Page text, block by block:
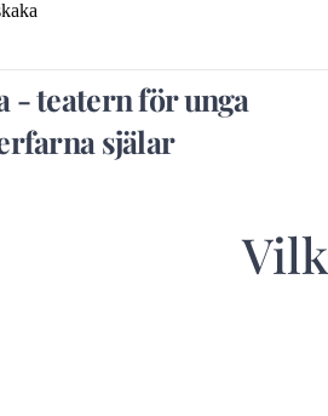
- teatern för unga
själar